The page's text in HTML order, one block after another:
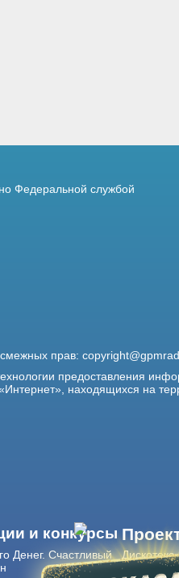
Федеральной службой
прав:
предоставления
находящихся на
и конкурсы
Денег. Счастливый
Дискотека
Живые